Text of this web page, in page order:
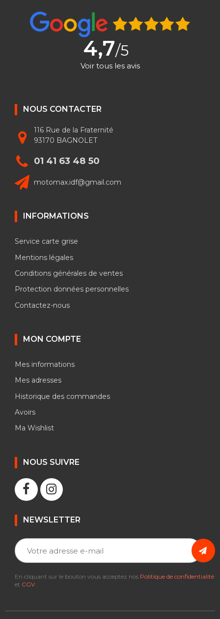
4,7/5
Voir tous les avis
NOUS CONTACTER
116 Rue de la Fraternité
93170 BAGNOLET
01 41 63 48 50
motomax.idf@gmail.com
INFORMATIONS
Service carte grise
Mentions légales
Conditions générales de ventes
Protection données personnelles
Contactez-nous
MON COMPTE
Mes informations
Mes adresses
Historique des commandes
Avoirs
Ma Wishlist
NOUS SUIVRE
NEWSLETTER
En cliquant sur le bouton vous acceptez nos Politique de confidentialité
et CGV .